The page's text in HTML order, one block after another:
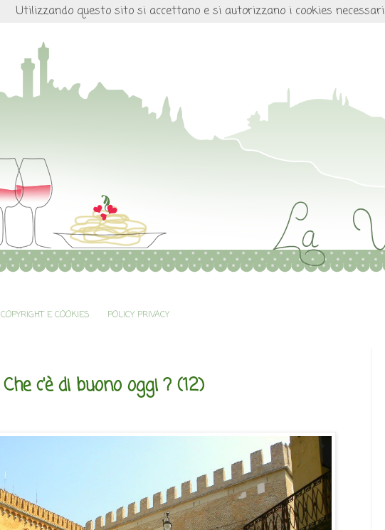
COPYRIGHT E COOKIES POLICY PRIVACY
Che c'è di buono oggi ? (12)
Utilizzando questo sito si accettano e si autorizzano i cookies necessari